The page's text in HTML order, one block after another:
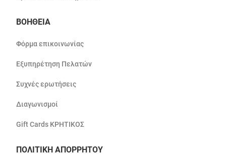
ΒΟΗΘΕΙΑ
Φόρμα επικοινωνίας
Εξυπηρέτηση Πελατών
Συχνές ερωτήσεις
Διαγωνισμοί
Gift Cards ΚΡΗΤΙΚΟΣ
ΠΟΛΙΤΙΚΗ ΑΠΟΡΡΗΤΟΥ